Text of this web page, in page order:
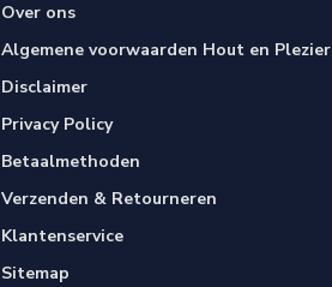
Over ons
Algemene voorwaarden Hout en Plezier
Disclaimer
Privacy Policy
Betaalmethoden
Verzenden & Retourneren
Klantenservice
Sitemap